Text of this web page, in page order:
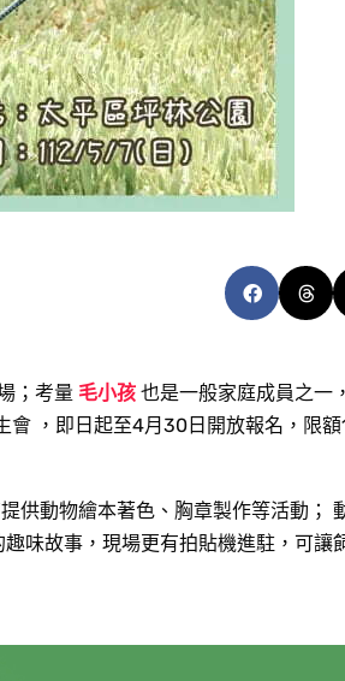
；考量 毛小孩 也是一般家庭成員之一
會 ，即日起至4月30日開放報名，限
供動物繪本著色、胸章製作等活動；
味故事，現場更有拍貼機進駐，可讓